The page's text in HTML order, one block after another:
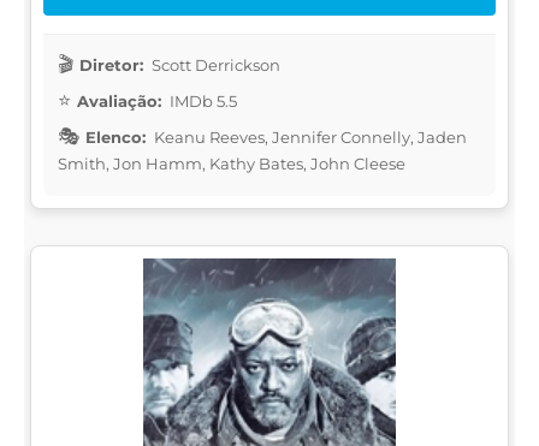
Diretor: Scott Derrickson
Avaliação: IMDb 5.5
Elenco: Keanu Reeves, Jennifer Connelly, Jaden
Smith, Jon Hamm, Kathy Bates, John Cleese